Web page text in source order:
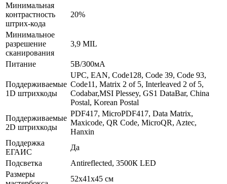
Минимальная
контрастность
штрих-кода
20%
Минимальное
разрешение
сканирования
3,9 MIL
Питание 5В/300мА
Поддерживаемые
1D штрихкоды
UPC, EAN, Code128, Code 39, Code 93,
Code11, Matrix 2 of 5, Interleaved 2 of 5,
Codabar,MSI Plessey, GS1 DataBar, China
Postal, Korean Postal
Поддерживаемые
2D штрихкоды
PDF417, MicroPDF417, Data Matrix,
Maxicode, QR Code, MicroQR, Aztec,
Hanxin
Поддержка
ЕГАИС
Да
Подсветка
Antireflected, 3500К LED
Размеры
52х41х45 см